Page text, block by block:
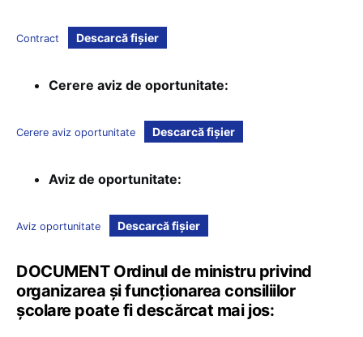
Contract Descarcă fișier
Cerere aviz de oportunitate:
Cerere aviz oportunitate Descarcă fișier
Aviz de oportunitate:
Aviz oportunitate Descarcă fișier
DOCUMENT Ordinul de ministru privind
organizarea și funcționarea consiliilor
școlare poate fi descărcat mai jos: